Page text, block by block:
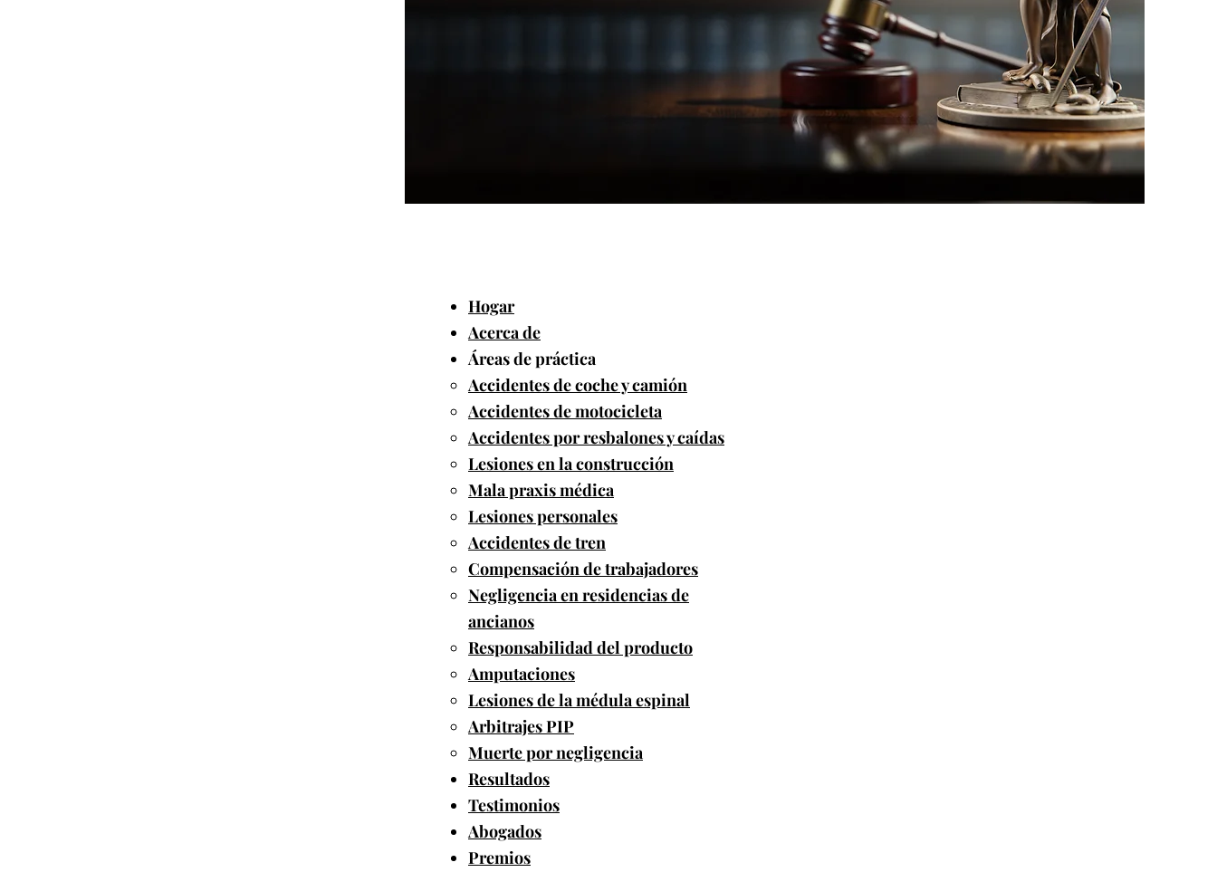
Hogar
Acerca de
Áreas de práctica
Accidentes de coche y camión
Accidentes de motocicleta
Accidentes por resbalones y caídas
Lesiones en la construcción
Mala praxis médica
Lesiones personales
Accidentes de tren
Compensación de trabajadores
Negligencia en residencias de
ancianos
Responsabilidad del producto
Amputaciones
Lesiones de la médula espinal
Arbitrajes PIP
Muerte por negligencia
Resultados
Testimonios
Abogados
Premios